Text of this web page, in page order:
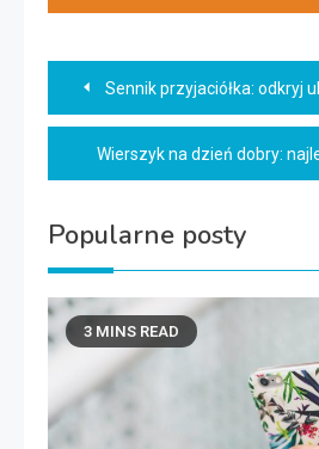
Nawigacja
wpisu
Sennik przyjaciółka: odkryj ukryte
Wierszyk na dzień dobry:
Popularne posty
3 MINS READ